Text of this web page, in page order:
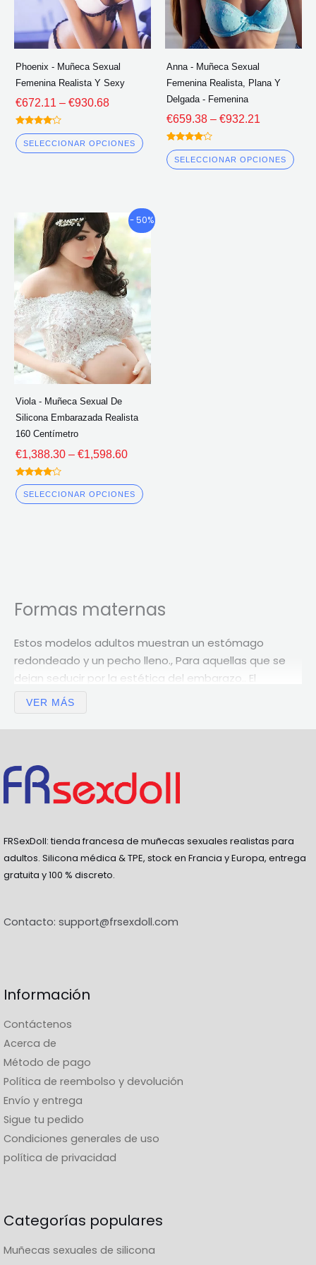
Phoenix - Muñeca Sexual
Femenina Realista Y Sexy
€672.11 – €930.68
Calificado
4.00
fuera de 5
SELECCIONAR OPCIONES
se
pueden
página
producto
Anna - Muñeca Sexual
Femenina Realista, Plana Y
Delgada - Femenina
€659.38 – €932.21
Calificado
4.00
fuera de 5
SELECCIONAR OPCIONES
se
- 50%
Viola - Muñeca Sexual De
Silicona Embarazada Realista
160 Centímetro
€1,388.30 – €1,598.60
Gama
de
precios:
€1,388.30
a
través
de
€1,598.60
Calificado
4.00
fuera de 5
SELECCIONAR OPCIONES
Este
producto
variantes.
Las
opciones
se
pueden
producto
Formas maternas
Estos modelos adultos muestran un estómago
redondeado y un pecho lleno., Para aquellas que se
dejan seducir por la estética del embarazo.. El
realismo del tacto se conserva en todo el cuerpo..
Aprecias las formas completas ? Descubre también
nuestros modeloscurvasen
Preguntas frecuentes
¿Qué es una muñeca sexual
Una muñeca adulta con barriga redondeada y formas
¿Se conserva el realismo? ?
Oui, el estomago, el pecho y el resto del cuerpo
mantienen un tacto realista en silicona o TPE.
¿Hay otras formas generosas? ?
Oui : modelos con curvas, MILF y grandes tetas para
cuerpos completos.
VER MÁS
FRSexDoll: tienda francesa de muñecas sexuales realistas para
adultos. Silicona médica & TPE, stock en Francia y Europa, entrega
gratuita y 100 % discreto.
Contacto: support@frsexdoll.com
Información
Contáctenos
Acerca de
Método de pago
Política de reembolso y devolución
Envío y entrega
Sigue tu pedido
Condiciones generales de uso
política de privacidad
Categorías populares
Muñecas sexuales de silicona